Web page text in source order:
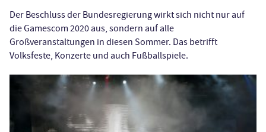
Der Beschluss der Bundesregierung wirkt sich nicht nur auf
die Gamescom 2020 aus, sondern auf alle
Großveranstaltungen in diesen Sommer. Das betrifft
Volksfeste, Konzerte und auch Fußballspiele.